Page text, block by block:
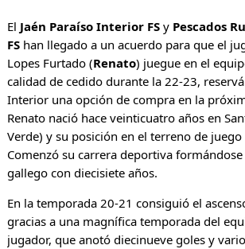
El Jaén Paraíso Interior FSy Pescados
FShan llegado a un acuerdo para que el
Lopes Furtado (Renato) juegue en el
calidad de cedido durante la 22-23,
Interior una opción de compra en la
Renato nació hace veinticuatro años en
Verde) y su posición en el terreno de juego
Comenzó su carrera deportiva
gallego con diecisiete años.
En la temporada 20-21 consiguió el
gracias a una magnífica temporada del
jugador, que anotó diecinueve goles y